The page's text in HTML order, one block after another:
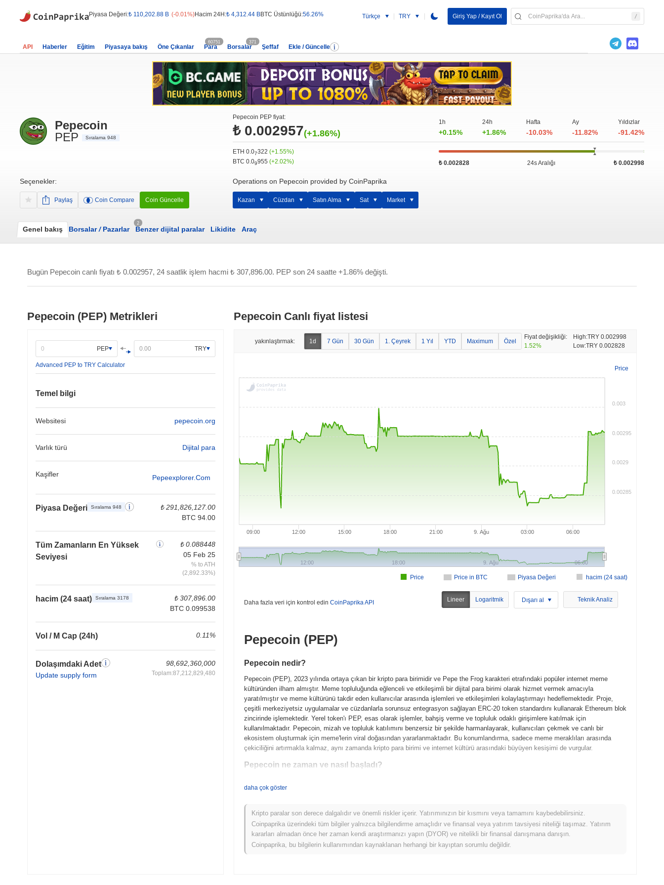
Piyasa Değeri:₺ 110,202.88 B (-0.01%)Hacim 24H:₺ 4,312.44 BBTC Üstünlüğü:56.26% Türkçe TRY Giriş Yap / Kayıt Ol
API Haberler Eğitim Piyasaya bakış Öne Çıkanlar Para
60751
Borsalar
371
Şeffaf Ekle / Güncelle
Pepecoin
PEP
Sıralama 948
Seçenekler:
Paylaş Coin Compare Coin Güncelle
Pepecoin PEP fiyat:
₺ 0.002957(+1.86%)
1h
+0.15%
24h
+1.86%
Hafta
-10.03%
Ay
-11.82%
Yıldızlar
-91.42%
ETH 0.07322(+1.55%)
BTC 0.09955(+2.02%) ₺ 0.002828 24s Aralığı ₺ 0.002998
Operations on Pepecoin provided by CoinPaprika
Kazan Cüzdan Satın Alma Sat Market
Genel bakış Borsalar/Pazarlar
2
Benzer dijital paralar Likidite Araç
Bugün Pepecoin canlı fiyatı ₺ 0.002957, 24 saatlik işlem hacmi ₺ 307,896.00. PEP son 24 saatte +1.86% değişti.
Pepecoin (PEP) Metrikleri
PEP TRY
Advanced PEP to TRY Calculator
Temel bilgi
Websitesi pepecoin.org
Varlık türü Dijital para
Kaşifler Pepeexplorer.com
Piyasa Değeri Sıralama 948
₺ 291,826,127.00
BTC 94.00
Tüm Zamanların En Yüksek
Seviyesi
₺ 0.088448
05 Feb 25
% to ATH
(2,892.33%)
hacim (24 saat) Sıralama 3178
₺ 307,896.00
BTC 0.099538
Vol / M Cap (24h) 0.11%
Dolaşımdaki Adet
Update supply form
98,692,360,000
Toplam:87,212,829,480
Pepecoin Canlı fiyat listesi
yakınlaştırmak: 1d 7 Gün 30 Gün 1. Çeyrek 1 Yıl YTD Maximum Özel
Fiyat değişikliği:
1.52%
High:TRY 0.002998
Low:TRY 0.002828
Price
Price in BTC Piyasa Değeri hacim (24 saat)
Price
09:00 12:00 15:00 18:00 21:00 9. Ağu 03:00 06:00
12:00 18:00 9. Ağu 06:00
0.00285
0.0029
0.00295
0.003
Daha fazla veri için kontrol edin CoinPaprika API Lineer Logaritmik Dışarı al Teknik Analiz
Pepecoin (PEP)
Pepecoin nedir?
Pepecoin (PEP), 2023 yılında ortaya çıkan bir kripto para birimidir ve Pepe the Frog karakteri etrafındaki popüler internet meme
kültüründen ilham almıştır. Meme topluluğunda eğlenceli ve etkileşimli bir dijital para birimi olarak hizmet vermek amacıyla
yaratılmıştır ve meme kültürünü takdir eden kullanıcılar arasında işlemleri ve etkileşimleri kolaylaştırmayı hedeflemektedir. Proje,
çeşitli merkeziyetsiz uygulamalar ve cüzdanlarla sorunsuz entegrasyon sağlayan ERC-20 token standardını kullanarak Ethereum blok
zincirinde işlemektedir. Yerel token'ı PEP, esas olarak işlemler, bahşiş verme ve topluluk odaklı girişimlere katılmak için
kullanılmaktadır. Pepecoin, mizah ve topluluk katılımını benzersiz bir şekilde harmanlayarak, kullanıcıları çekmek ve canlı bir
ekosistem oluşturmak için meme'lerin viral doğasından yararlanmaktadır. Bu konumlandırma, sadece meme meraklıları arasında
çekiciliğini artırmakla kalmaz, aynı zamanda kripto para birimi ve internet kültürü arasındaki büyüyen kesişimi de vurgular.
Pepecoin ne zaman ve nasıl başladı?
ortaya çıktı. Proje, Mayıs 2023'te test ağını başlatarak erken kullanıcıların özelliklerini ve işlevselliklerini denemelerine olanak tanıdı.
geliştirme, popüler Pepe meme kültüründen yararlanan topluluk odaklı bir platform oluşturma üzerine yoğunlaştı ve kullanıcılar
arasında etkileşimi ve katılımı teşvik etmeyi hedefledi. Token'ın ilk dağıtımı, Haziran 2023'te adil bir lansman modeli aracılığıyla
gerçekleşti ve tüm ilgilenen katılımcıların ön satış avantajı olmadan Pepecoin edinme fırsatı bulmasını sağladı. Bu temel adımlar,
Pepecoin'in kripto ekosistemindeki varlığını oluşturdu ve gelecekteki büyümesi ve topluluk katılımı için zemin hazırladı.
Pepecoin için neler geliyor?
daha çok göster
Kripto paralar son derece dalgalıdır ve önemli riskler içerir. Yatırımınızın bir kısmını veya tamamını kaybedebilirsiniz.
Coinpaprika üzerindeki tüm bilgiler yalnızca bilgilendirme amaçlıdır ve finansal veya yatırım tavsiyesi niteliği taşımaz. Yatırım
kararları almadan önce her zaman kendi araştırmanızı yapın (DYOR) ve nitelikli bir finansal danışmana danışın.
Coinpaprika, bu bilgilerin kullanımından kaynaklanan herhangi bir kayıptan sorumlu değildir.